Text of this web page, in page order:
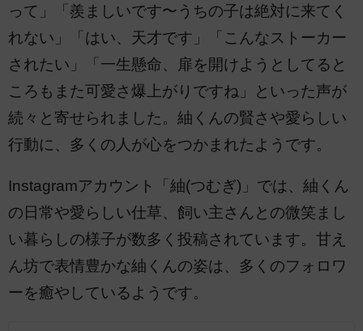
って」「羨ましいです〜うちの子は絶対に来てく
れない」「はい、天才です」「こんなストーカー
されたい」「一生懸命、扉を開けようとしてると
ころもまた可愛さ爆上がりですね」といった声が
続々と寄せられました。紬くんの賢さや愛らしい
行動に、多くの人が心をつかまれたようです。
Instagramアカウント「紬(つむぎ)」では、紬くん
の日常や愛らしい仕草、飼い主さんとの微笑まし
い暮らしの様子が数多く投稿されています。甘え
ん坊で表情豊かな紬くんの姿は、多くのフォロワ
ーを癒やしているようです。